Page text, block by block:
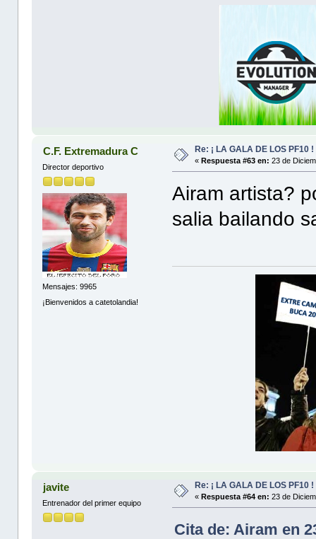
C.F. Extremadura C
Director deportivo
Mensajes: 9965
¡Bienvenidos a catetolandia!
Re: ¡ LA GALA DE LOS PF10 !
«Respuesta #63 en: 23 de
Airam artista?
salia bailando
javite
Entrenador del primer equipo
Re: ¡ LA GALA DE LOS PF10 !
«Respuesta #64 en: 23 de
Cita de: Airam en